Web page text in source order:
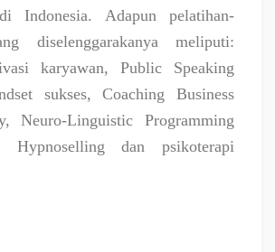
Indonesia. Adapun pelatihan-
diselenggarakanya meliputi:
karyawan, Public Speaking
sukses, Coaching Business
Neuro-Linguistic Programming
Hypnoselling dan psikoterapi